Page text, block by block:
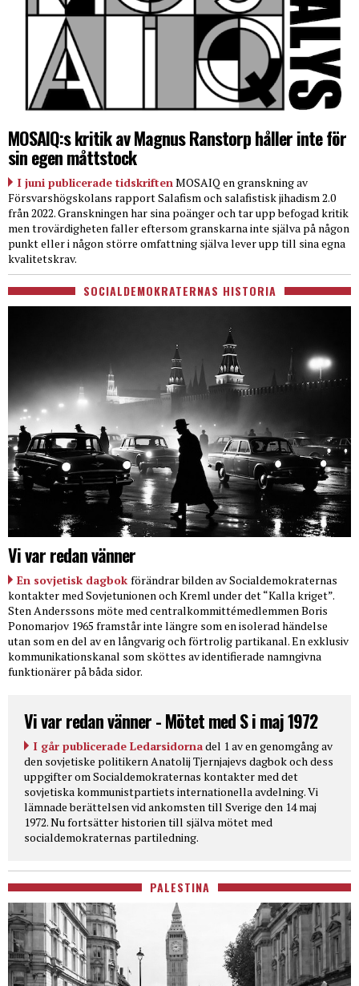
MOSAIQ:s kritik av Magnus Ranstorp håller inte för
sin egen måttstock
I juni publicerade tidskriftenMOSAIQ en granskning av
Försvarshögskolans rapport Salafism och salafistisk jihadism 2.0
från 2022. Granskningen har sina poänger och tar upp befogad kritik
men trovärdigheten faller eftersom granskarna inte själva på någon
punkt eller i någon större omfattning själva lever upp till sina egna
kvalitetskrav.
SOCIALDEMOKRATERNAS HISTORIA
Vi var redan vänner
En sovjetisk dagbok förändrar bilden av Socialdemokraternas
kontakter med Sovjetunionen och Kreml under det “Kalla kriget”.
Sten Anderssons möte med centralkommittémedlemmen Boris
Ponomarjov 1965 framstår inte längre som en isolerad händelse
utan som en del av en långvarig och förtrolig partikanal. En exklusiv
kommunikationskanal som sköttes av identifierade namngivna
funktionärer på båda sidor.
Vi var redan vänner - Mötet med S i maj 1972
I går publicerade Ledarsidornadel 1 av en genomgång av
den sovjetiske politikern Anatolij Tjernjajevs dagbok och dess
uppgifter om Socialdemokraternas kontakter med det
sovjetiska kommunistpartiets internationella avdelning. Vi
lämnade berättelsen vid ankomsten till Sverige den 14 maj
1972. Nu fortsätter historien till själva mötet med
socialdemokraternas partiledning.
PALESTINA